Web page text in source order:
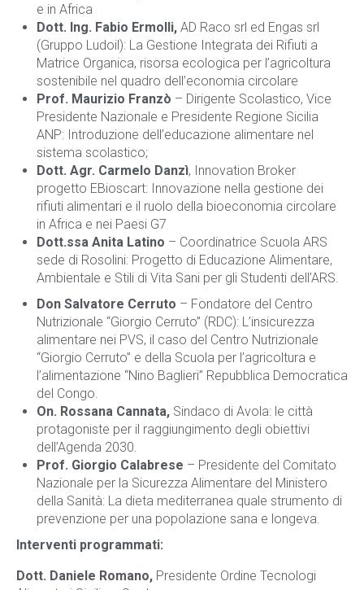
e in Africa
Dott. Ing. Fabio Ermolli, AD Raco srl ed Engas srl
(Gruppo Ludoil): La Gestione Integrata dei Rifiuti a
Matrice Organica, risorsa ecologica per l’agricoltura
sostenibile nel quadro dell’economia circolare
Prof. Maurizio Franzò – Dirigente Scolastico, Vice
Presidente Nazionale e Presidente Regione Sicilia
ANP: Introduzione dell’educazione alimentare nel
sistema scolastico;
Dott. Agr. Carmelo Danzì, Innovation Broker
progetto EBioscart: Innovazione nella gestione dei
rifiuti alimentari e il ruolo della bioeconomia circolare
in Africa e nei Paesi G7
Dott.ssa Anita Latino – Coordinatrice Scuola ARS
sede di Rosolini: Progetto di Educazione Alimentare,
Ambientale e Stili di Vita Sani per gli Studenti dell’ARS.
Don Salvatore Cerruto – Fondatore del Centro
Nutrizionale “Giorgio Cerruto” (RDC): L’insicurezza
alimentare nei PVS, il caso del Centro Nutrizionale
“Giorgio Cerruto” e della Scuola per l’agricoltura e
l’alimentazione “Nino Baglieri” Repubblica Democratica
del Congo.
On. Rossana Cannata, Sindaco di Avola: le città
protagoniste per il raggiungimento degli obiettivi
dell’Agenda 2030.
Prof. Giorgio Calabrese – Presidente del Comitato
Nazionale per la Sicurezza Alimentare del Ministero
della Sanità: La dieta mediterranea quale strumento di
prevenzione per una popolazione sana e longeva.
Interventi programmati:
Dott. Daniele Romano, Presidente Ordine Tecnologi